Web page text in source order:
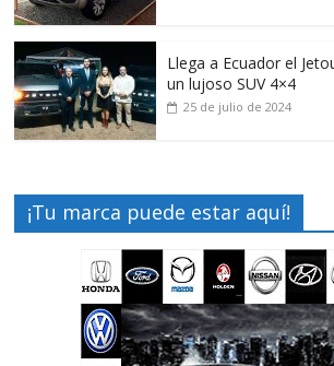
Llega a Ecuador el
un lujoso SUV 4×4
25 de julio de 2024
¡Tu marca puede estar aquí!